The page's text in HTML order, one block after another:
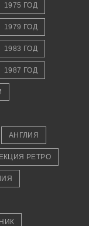
1975 ГОД
1979 ГОД
1983 ГОД
1987 ГОД
АНГЛИЯ
РЕТРО